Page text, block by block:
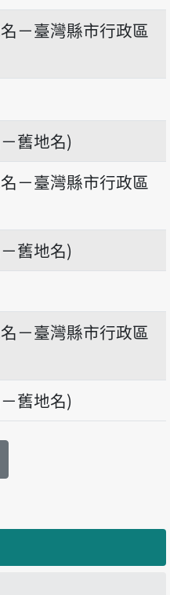
kuán
－臺灣縣市行政區
舊地名)
－臺灣縣市行政區
舊地名)
－臺灣縣市行政區
舊地名)